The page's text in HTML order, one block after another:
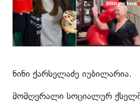
ნინი ქარსელაძე იუბილარია.
მომღერალი სოციალურ